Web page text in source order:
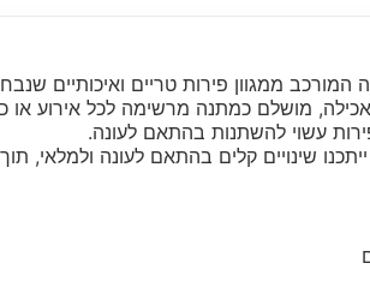
ממגוון פירות טריים ואיכותיים
מושלם כמתנה מרשימה לכל אירוע או
עשוי להשתנות בהתאם לעונה.
שינויים קלים בהתאם לעונה ולמלאי,